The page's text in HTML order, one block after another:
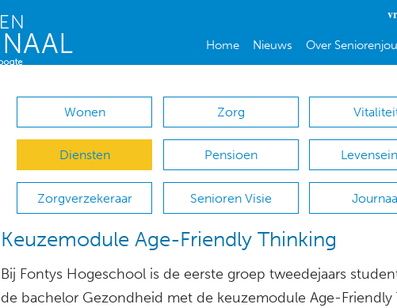
Home Nieuws Over
Wonen Zorg
Diensten Pensioen
Zorgverzekeraar Senioren Visie
Keuzemodule Age-Friendly Thinking
Bij Fontys Hogeschool is de eerste groep tweedejaars
de bachelor Gezondheid met de keuzemodule Age-Friendly